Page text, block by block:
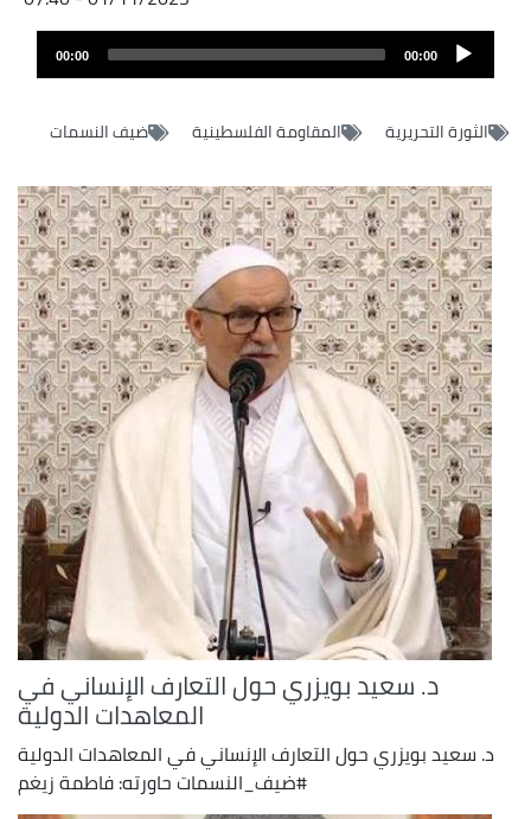
Fichier
audio
00:00
00:00
الثورة التحريرية المقاومة الفلسطينية ضيف النسمات
د. سعيد بويزري حول التعارف الإنساني في
المعاهدات الدولية
د. سعيد بويزري حول التعارف الإنساني في المعاهدات الدولية
#ضيف_النسمات حاورته: فاطمة زيغم